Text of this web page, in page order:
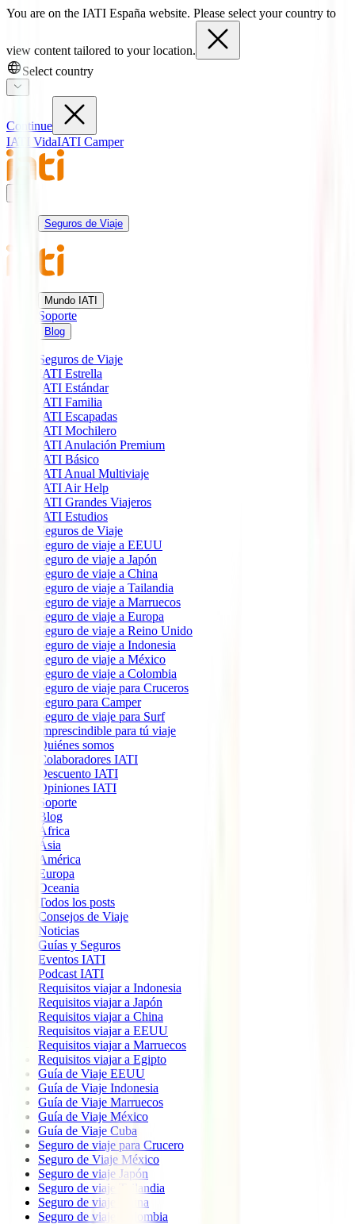
You are on the IATI España website. Please select your country to
view content tailored to your location.
Select country
Continue
IATI VidaIATI Camper
Seguros de Viaje
Mundo IATI
Soporte
Blog
Seguros de Viaje
IATI Estrella
IATI Estándar
IATI Familia
IATI Escapadas
IATI Mochilero
IATI Anulación Premium
IATI Básico
IATI Anual Multiviaje
IATI Air Help
IATI Grandes Viajeros
IATI Estudios
Seguros de Viaje
Seguro de viaje a EEUU
Seguro de viaje a Japón
Seguro de viaje a China
Seguro de viaje a Tailandia
Seguro de viaje a Marruecos
Seguro de viaje a Europa
Seguro de viaje a Reino Unido
Seguro de viaje a Indonesia
Seguro de viaje a México
Seguro de viaje a Colombia
Seguro de viaje para Cruceros
Seguro para Camper
Seguro de viaje para Surf
Imprescindible para tú viaje
Quiénes somos
Colaboradores IATI
Descuento IATI
Opiniones IATI
Soporte
Blog
África
Ásia
América
Europa
Oceania
Todos los posts
Consejos de Viaje
Noticias
Guías y Seguros
Eventos IATI
Podcast IATI
Requisitos viajar a Indonesia
Requisitos viajar a Japón
Requisitos viajar a China
Requisitos viajar a EEUU
Requisitos viajar a Marruecos
Requisitos viajar a Egipto
Guía de Viaje EEUU
Guía de Viaje Indonesia
Guía de Viaje Marruecos
Guía de Viaje México
Guía de Viaje Cuba
Seguro de viaje para Crucero
Seguro de Viaje México
Seguro de viaje Japón
Seguro de viaje Tailandia
Seguro de viaje China
Seguro de viaje Colombia